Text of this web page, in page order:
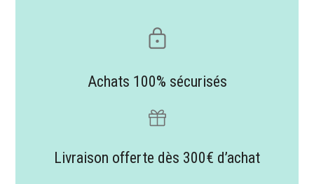
Achats 100% sécurisés
Livraison offerte dès 300€ d’achat